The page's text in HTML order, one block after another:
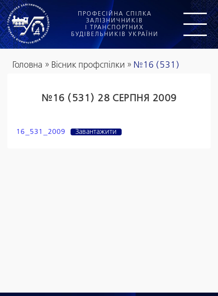
ПРОФЕСІЙНА СПІЛКА
ЗАЛІЗНИЧНИКІВ
І ТРАНСПОРТНИХ
БУДІВЕЛЬНИКІВ УКРАЇНИ
Головна » Вісник профспілки » №16 (531)
№16 (531) 28 СЕРПНЯ 2009
16_531_2009 Завантажити